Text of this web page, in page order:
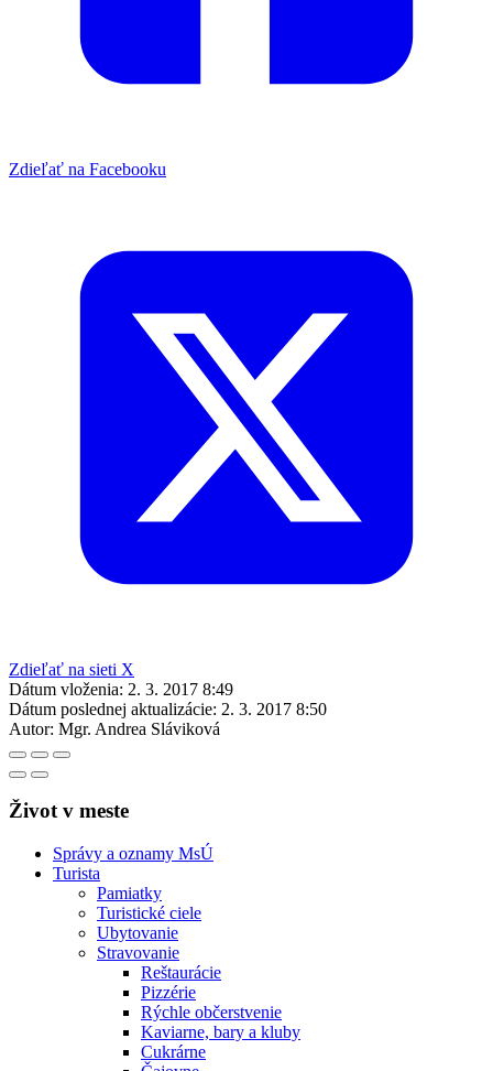
Zdieľať na Facebooku
Zdieľať na sieti X
Dátum vloženia: 2. 3. 2017 8:49
Dátum poslednej aktualizácie: 2. 3. 2017 8:50
Autor: Mgr. Andrea Sláviková
Život v meste
Správy a oznamy MsÚ
Turista
Pamiatky
Turistické ciele
Ubytovanie
Stravovanie
Reštaurácie
Pizzérie
Rýchle občerstvenie
Kaviarne, bary a kluby
Cukrárne